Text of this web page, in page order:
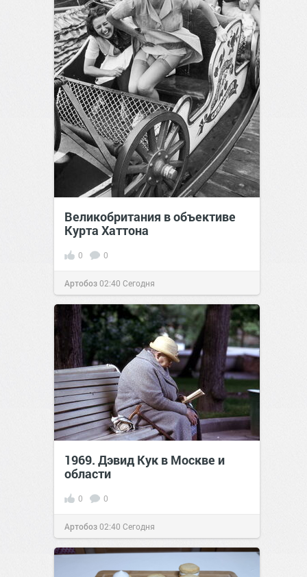
Великобритания в объективе
Курта Хаттона
0 0
Артобоз02:40 Сегодня
1969. Дэвид Кук в Москве и
области
0 0
Артобоз02:40 Сегодня